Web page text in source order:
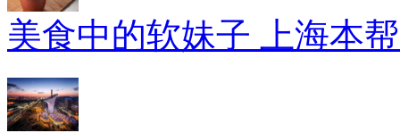
美食中的软妹子 上海本